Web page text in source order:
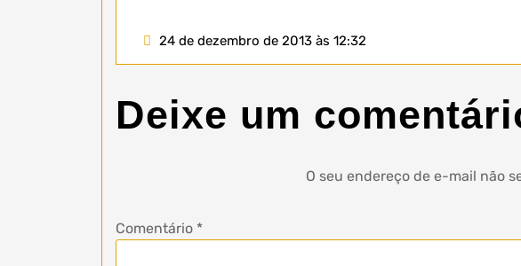
24 de dezembro de 2013 às 12:32
Deixe um
O seu endereço de e-mail não
Comentário *